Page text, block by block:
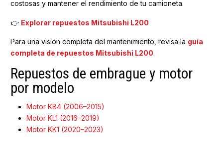
costosas y mantener el rendimiento de tu camioneta.
👉 Explorar repuestos Mitsubishi L200
Para una visión completa del mantenimiento, revisa la guía
completa de repuestos Mitsubishi L200.
Repuestos de embrague y motor
por modelo
Motor KB4 (2006–2015)
Motor KL1 (2016–2019)
Motor KK1 (2020–2023)